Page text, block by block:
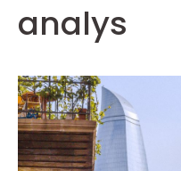
analys